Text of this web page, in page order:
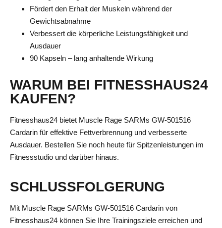
Fördert den Erhalt der Muskeln während der
Gewichtsabnahme
Verbessert die körperliche Leistungsfähigkeit und
Ausdauer
90 Kapseln – lang anhaltende Wirkung
WARUM BEI FITNESSHAUS24
KAUFEN?
Fitnesshaus24 bietet Muscle Rage SARMs GW-501516
Cardarin für effektive Fettverbrennung und verbesserte
Ausdauer. Bestellen Sie noch heute für Spitzenleistungen im
Fitnessstudio und darüber hinaus.
SCHLUSSFOLGERUNG
Mit Muscle Rage SARMs GW-501516 Cardarin von
Fitnesshaus24 können Sie Ihre Trainingsziele erreichen und